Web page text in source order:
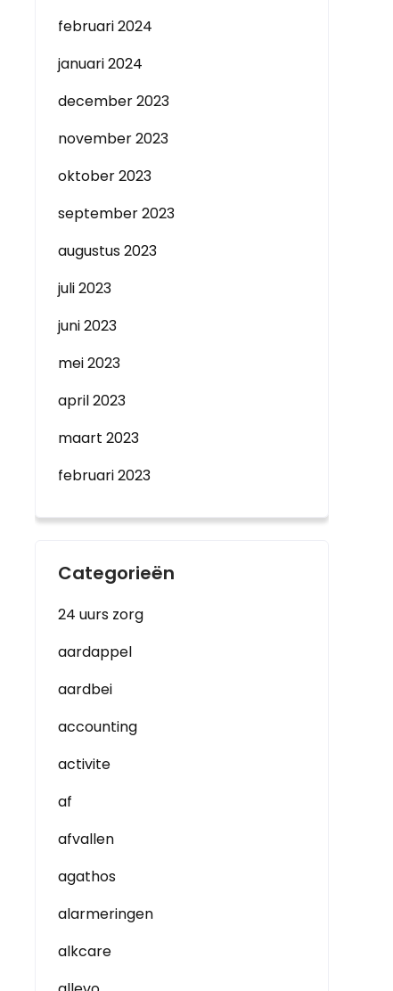
februari 2024
januari 2024
december 2023
november 2023
oktober 2023
september 2023
augustus 2023
juli 2023
juni 2023
mei 2023
april 2023
maart 2023
februari 2023
Categorieën
24 uurs zorg
aardappel
aardbei
accounting
activite
af
afvallen
agathos
alarmeringen
alkcare